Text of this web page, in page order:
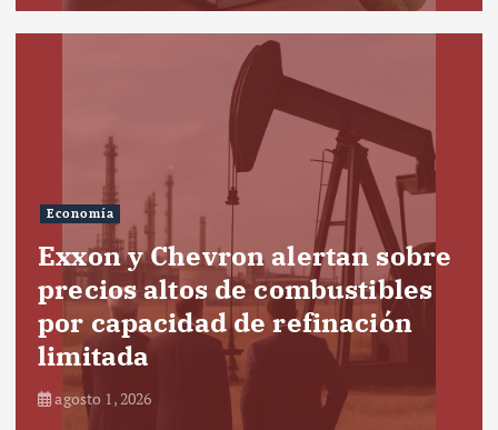
Economía
Exxon y Chevron alertan sobre
precios altos de combustibles
por capacidad de refinación
limitada
agosto 1, 2026